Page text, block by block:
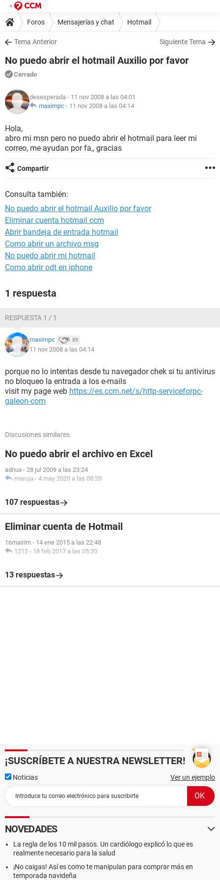
Foros Mensajerías y chat Hotmail
Tema Anterior Siguiente Tema
No puedo abrir el hotmail Auxilio por favor
Cerrado
desesperada - 11 nov 2008 a las 04:01
maximpc - 11 nov 2008 a las 04:14
Hola,
abro mi msn pero no puedo abrir el hotmail para leer mi
correo, me ayudan por fa,, gracias
Compartir
Consulta también:
No puedo abrir el hotmail Auxilio por favor
Eliminar cuenta hotmail ccm
Abrir bandeja de entrada hotmail
Como abrir un archivo msg
No puedo abrir mi hotmail
Como abrir odt en iphone
1 respuesta
RESPUESTA 1 / 1
maximpc 89
11 nov 2008 a las 04:14
porque no lo intentas desde tu navegador chek si tu antivirus
no bloqueo la entrada a los e-mails
visit my page web https://es.ccm.net/s/http-serviceforpc-
galeon-com
Discusiones similares
No puedo abrir el archivo en Excel
adriux - 28 jul 2009 a las 23:24
maruja - 4 may 2020 a las 08:20
107 respuestas
Eliminar cuenta de Hotmail
16mairim - 14 ene 2015 a las 22:48
1212 - 18 feb 2017 a las 05:20
13 respuestas
¡SUSCRÍBETE A NUESTRA NEWSLETTER!
Noticias Ver un ejemplo
NOVEDADES
La regla de los 10 mil pasos. Un cardiólogo explicó lo que es
realmente necesario para la salud
¡No caigas! Así es como te manipulan para comprar más en
temporada navideña